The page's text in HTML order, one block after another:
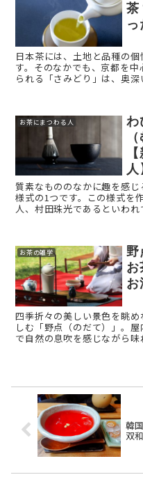
茶
っ
日本茶には、土地と品種の
す。そのなかでも、京都を
られる「さみどり」は、奥
お茶にまつわる人
わ
人
質素なもののなかに趣を感
様式の1つです。この様式を
人、村田珠光であるといわ
お茶の雑学
野
お
お
四季折々の美しい景色を眺
しむ「野点（のだて）」。
で自然の息吹を感じながら
韓
双